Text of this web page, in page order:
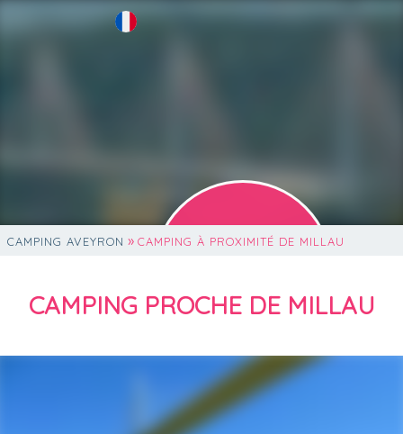
on rejoint Flower Camping !
CAMPING AVEYRON » CAMPING À PROXIMITÉ DE MILLAU
CAMPING PROCHE DE MILLAU